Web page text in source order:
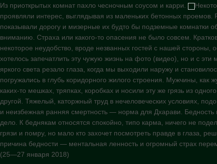
Из приоткрытых комнат пахло чесночным соусом и карри.
проявляли интерес, выглядывая из маленьких бетонных проемов.
показывали дорогу и мизерные их будто бы подземные комнатки
вниманию. Страха или какого-то опасения не было совсем.
некоторое неудобство, вроде незванных гостей с нашей стороны,
хотелось запечатлить эту чужую жизнь на фото (видео), но и с
яркого света резало глаза, когда мы выходили наружу и
погружались в глубь коридорного жилого строения. Мужчины, как
каких-то мешках, тряпках, коробках и носили эту же грязь из
другой. Тяжелый, каторжный труд в нечеловеческих условиях,
и неизбежная ранняя смертность — норма для Дхарави.
дело. К беднякам относятся спокойно, типо карма, ничего не
грязи и помру, но мало кто захочет посмотреть правде в глаза,
причина бедности — ментальная ленность и огромный страх
(25—27 января 2018)